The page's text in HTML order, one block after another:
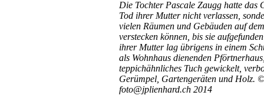
Die Tochter Pascale Zaugg hatte das
Tod ihrer Mutter nicht verlassen,
vielen Räumen und Gebäuden auf
verstecken können, bis sie
ihrer Mutter lag übrigens in einem
als Wohnhaus dienenden
teppichähnliches Tuch gewickelt,
Gerümpel, Gartengeräten und Holz. ©
foto@jplienhard.ch 2014